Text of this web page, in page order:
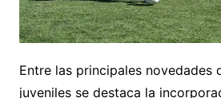
Entre las principales novedades
juveniles se destaca la